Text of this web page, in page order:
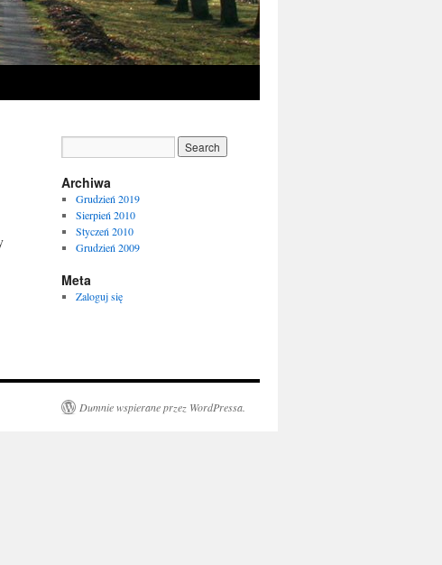
Archiwa
Grudzień 2019
Sierpień 2010
Styczeń 2010
Grudzień 2009
Meta
Zaloguj się
Dumnie wspierane przez WordPressa.